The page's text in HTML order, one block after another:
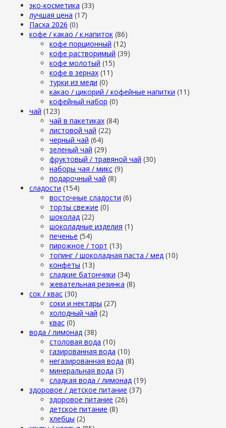
эко-косметика (33)
лучшая цена (17)
Пасха 2026 (0)
кофе / какао / к.напиток (86)
кофе порционный (12)
кофе растворимый (39)
кофе молотый (15)
кофе в зернах (11)
турки из меди (0)
какао / цикорий / кофейные напитки (11)
кофейный набор (0)
чай (123)
чай в пакетиках (84)
листовой чай (22)
черный чай (64)
зеленый чай (29)
фруктовый / травяной чай (30)
наборы чая / микс (9)
подарочный чай (8)
сладости (154)
восточные сладости (6)
торты свежие (0)
шоколад (22)
шоколадные изделия (1)
печенье (54)
пирожное / торт (13)
топинг / шоколадная паста / мед (10)
конфеты (13)
сладкие батончики (34)
жевательная резинка (8)
сок / квас (30)
соки и нектары (27)
холодный чай (2)
квас (0)
вода / лимонад (38)
столовая вода (10)
газированная вода (10)
негазированная вода (8)
минеральная вода (3)
сладкая вода / лимонад (19)
здоровое / детское питание (37)
здоровое питание (26)
детское питание (8)
хлебцы (2)